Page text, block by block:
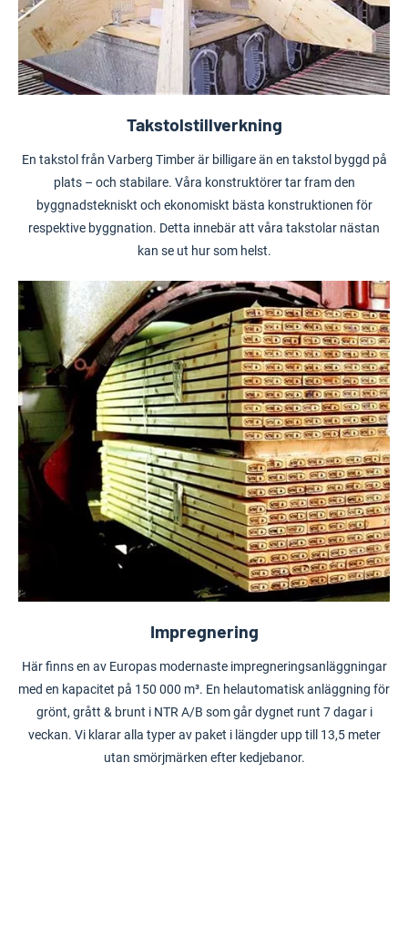
Takstolstillverkning
En takstol från Varberg Timber är billigare än en takstol byggd på
plats – och stabilare. Våra konstruktörer tar fram den
byggnadstekniskt och ekonomiskt bästa konstruktionen för
respektive byggnation. Detta innebär att våra takstolar nästan
kan se ut hur som helst.
Impregnering
Här finns en avEuropas modernaste impregneringsanläggningar
med en kapacitet på 150 000 m³. En helautomatisk anläggning för
grönt, grått & brunt i NTR A/B som går dygnet runt 7 dagar i
veckan. Vi klarar alla typer av paket i längder upp till 13,5 meter
utan smörjmärken efter kedjebanor.